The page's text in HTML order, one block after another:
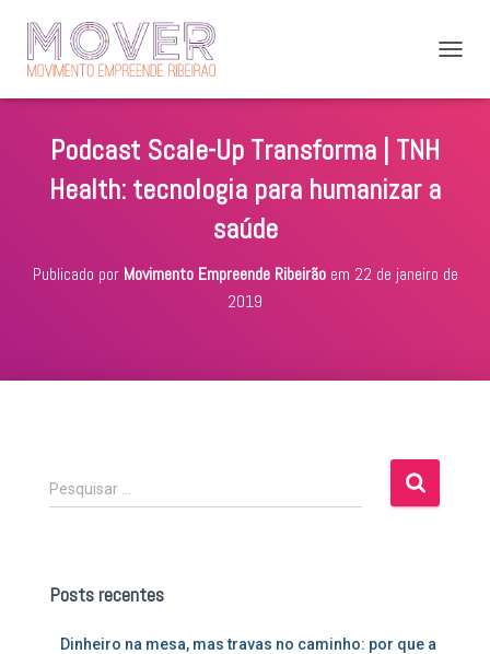
V
Ã
Podcast Scale-Up Transforma | TNH
Health: tecnologia para humanizar a
saúde
Publicado por Movimento Empreende Ribeirãoem 22 de janeiro de
2019
P
e
i
Pesquisar …
Posts recentes
Dinheiro na mesa, mas travas no caminho: por que a